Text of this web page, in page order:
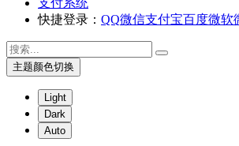
支付系统
快捷登录： QQ微信支付宝百度微软
主题颜色切换
Light
Dark
Auto